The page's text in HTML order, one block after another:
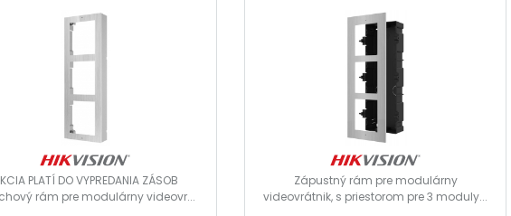
PLATÍ DO VYPREDANIA ZÁSOB
rám pre modulárny videovr...
Zápustný rám pre modulárny
videovrátnik, s priestorom pre 3 moduly...